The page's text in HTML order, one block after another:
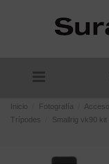
Inicio Fotografía
Trípodes
Smallrig vk90 kit